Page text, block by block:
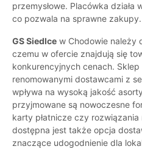
przemysłowe. Placówka działa
co pozwala na sprawne zakupy.
GS Siedlce w Chodowie należy
czemu w ofercie znajdują się
konkurencyjnych cenach. Sklep
renomowanymi dostawcami z
wpływa na wysoką jakość
przyjmowane są nowoczesne
karty płatnicze czy
dostępna jest także opcja
znaczące udogodnienie dla